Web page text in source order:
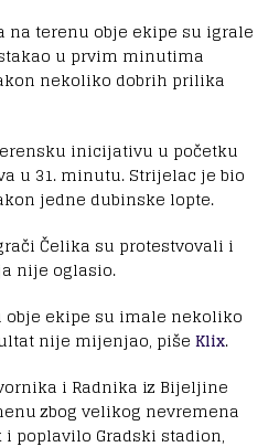
terenu obje ekipe su igrale
u prvim minutima
nekoliko dobrih prilika
inicijativu u početku
u 31. minutu. Strijelac je bio
jedne dubinske lopte.
Čelika su protestvovali i
nije oglasio.
ekipe su imale nekoliko
nije mijenjao, piše Klix.
i Radnika iz Bijeljine
zbog velikog nevremena
poplavilo Gradski stadion,